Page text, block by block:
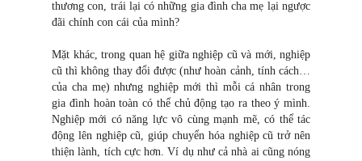
thương con, trái lại có những gia đình cha mẹ lại ngược
đãi chính con cái của mình?
Mặt khác, trong quan hệ giữa nghiệp cũ và mới, nghiệp
cũ thì không thay đổi được (như hoàn cảnh, tính cách…
của cha mẹ) nhưng nghiệp mới thì mỗi cá nhân trong
gia đình hoàn toàn có thể chủ động tạo ra theo ý mình.
Nghiệp mới có năng lực vô cùng mạnh mẽ, có thể tác
động lên nghiệp cũ, giúp chuyển hóa nghiệp cũ trở nên
thiện lành, tích cực hơn. Ví dụ như cả nhà ai cũng nóng